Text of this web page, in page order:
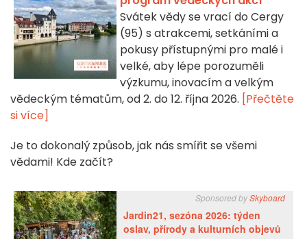
Svátek vědy se vrací do Cergy
(95) s atrakcemi, setkáními a
pokusy přístupnými pro malé i
velké, aby lépe porozuměli
výzkumu, inovacím a velkým
vědeckým tématům, od 2. do 12. října 2026. [Přečtěte
si více]
Je to dokonalý způsob, jak nás smířit se všemi
vědami! Kde začít?